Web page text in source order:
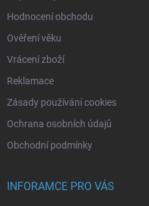
Hodnocení obchodu
Ověření věku
Vrácení zboží
Reklamace
Zásady používání cookies
Ochrana osobních údajů
Obchodní podmínky
INFORAMCE PRO VÁS